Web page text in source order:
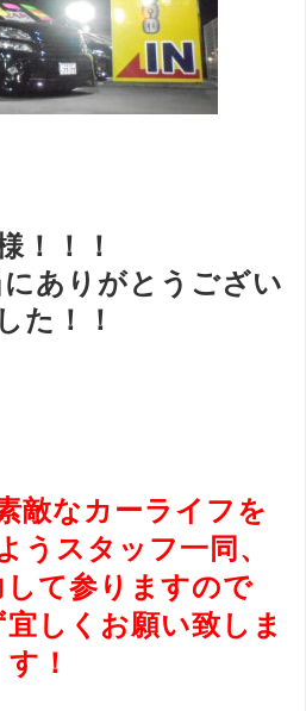
！！！
ありがとうござい
た！！
敵なカーライフを
う スタッフ一同、
して参りますので
しくお願い致しま
す！